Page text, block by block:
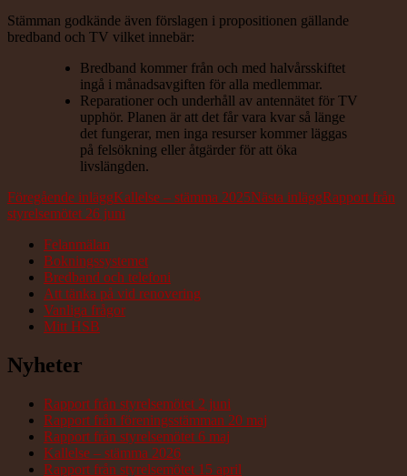
Stämman godkände även förslagen i propositionen gällande
bredband och TV vilket innebär:
Bredband kommer från och med halvårsskiftet
ingå i månadsavgiften för alla medlemmar.
Reparationer och underhåll av antennätet för TV
upphör. Planen är att det får vara kvar så länge
det fungerar, men inga resurser kommer läggas
på felsökning eller åtgärder för att öka
livslängden.
Inläggsnavigering
Föregående inläggKallelse – stämma 2025Nästa inläggRapport från
styrelsemötet 26 juni
Felanmälan
Bokningssystemet
Bredband och telefoni
Att tänka på vid renovering
Vanliga frågor
Mitt HSB
Nyheter
Rapport från styrelsemötet 2 juni
Rapport från föreningsstämman 20 maj
Rapport från styrelsemötet 6 maj
Kallelse – stämma 2026
Rapport från styrelsemötet 15 april